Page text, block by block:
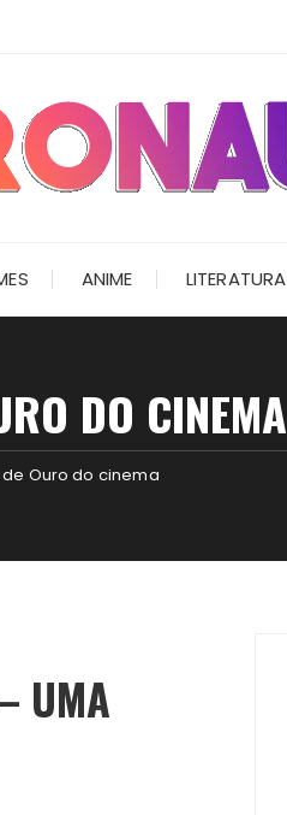
ANIME LITERATURA
DO CINEMA
de Ouro do cinema
UMA